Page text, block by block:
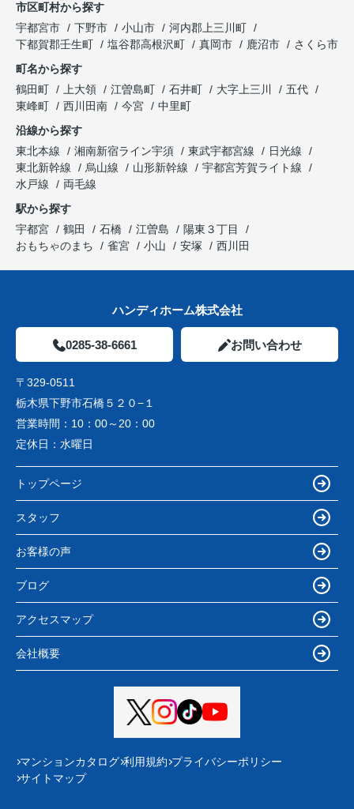
市区町村から探す
宇都宮市
下野市 小山市
河内郡上三川町
下都賀郡壬生町
塩谷郡高根沢町 真岡市 鹿沼市
さくら市
町名から探す
鶴田町
上大領 江曽島町 石井町 大字上三川
五代
東峰町
西川田南 今宮
中里町
沿線から探す
東北本線
湘南新宿ライン宇須 東武宇都宮線
日光線
東北新幹線
烏山線 山形新幹線
宇都宮芳賀ライト線
水戸線
両毛線
駅から探す
宇都宮
鶴田 石橋 江曽島
陽東３丁目
おもちゃのまち
雀宮 小山 安塚 西川田
ハンディホーム株式会社
0285-38-6661 お問い合わせ
〒329-0511
栃木県下野市石橋５２０−１
営業時間： 10：00～20：00
定休日： 水曜日
トップページ
スタッフ
お客様の声
ブログ
アクセスマップ
会社概要
マンションカタログ 利用規約 プライバシーポリシー
サイトマップ